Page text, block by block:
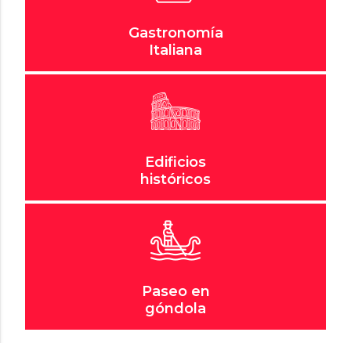
Gastronomía
Italiana
Edificios
históricos
Paseo en
góndola